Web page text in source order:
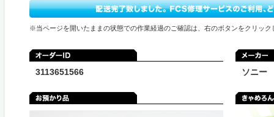
※当ページを開いたままの状態での作業経過のご確認は、右のボタンをクリック
3113651566 ソニー